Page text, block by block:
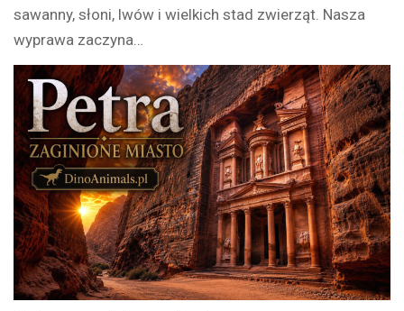
sawanny, słoni, lwów i wielkich stad zwierząt. Nasza
wyprawa zaczyna…